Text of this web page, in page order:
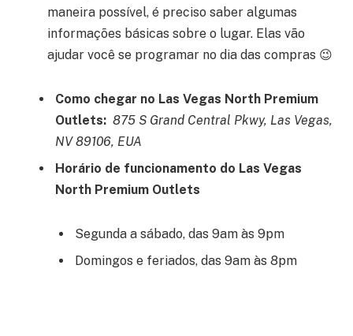
maneira possível, é preciso saber algumas
informações básicas sobre o lugar. Elas vão
ajudar você se programar no dia das compras 😉
Como chegar no Las Vegas North Premium
Outlets: 875 S Grand Central Pkwy, Las Vegas,
NV 89106, EUA
Horário de funcionamento do Las Vegas
North Premium Outlets
Segunda a sábado, das 9am às 9pm
Domingos e feriados, das 9am às 8pm